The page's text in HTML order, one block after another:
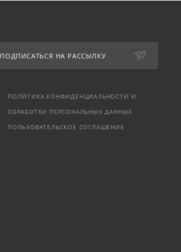
ПОДПИСАТЬСЯ НА РАССЫЛКУ
ПОЛИТИКА КОНФИДЕНЦИАЛЬНОСТИ И
ОБРАБОТКИ ПЕРСОНАЛЬНЫХ ДАННЫХ
ПОЛЬЗОВАТЕЛЬСКОЕ СОГЛАШЕНИЕ